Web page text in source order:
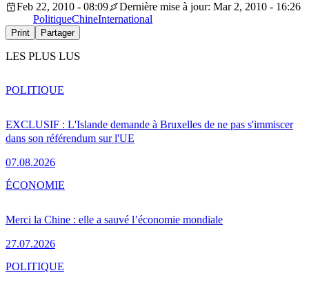
Feb 22, 2010 - 08:09
Dernière mise à jour: Mar 2, 2010 - 16:26
PolitiqueChineInternational
Print Partager
LES PLUS LUS
EXCLUSIF : L'Islande demande à Bruxelles de ne pas s'immiscer
dans son référendum sur l'UE
07.08.2026
POLITIQUE
Merci la Chine : elle a sauvé l’économie mondiale
27.07.2026
ÉCONOMIE
POLITIQUE